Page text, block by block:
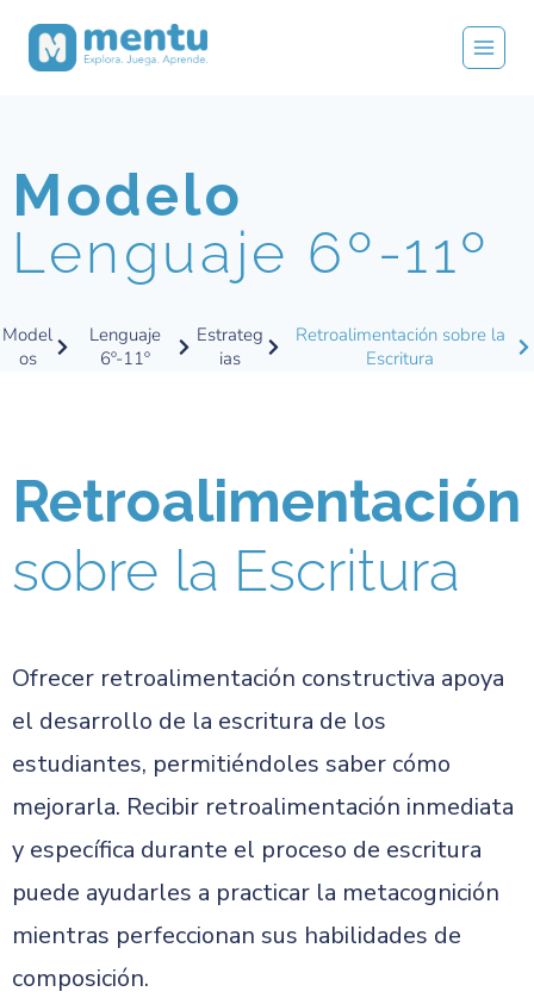
Modelo
Lenguaje 6º-11º
Model
os
Lenguaje
6º-11º
Estrateg
ias
Retroalimentación sobre la
Escritura
Retroalimentación
sobre la Escritura
Ofrecer retroalimentación constructiva apoya
el desarrollo de la escritura de los
estudiantes, permitiéndoles saber cómo
mejorarla. Recibir retroalimentación inmediata
y específica durante el proceso de escritura
puede ayudarles a practicar la metacognición
mientras perfeccionan sus habilidades de
composición.